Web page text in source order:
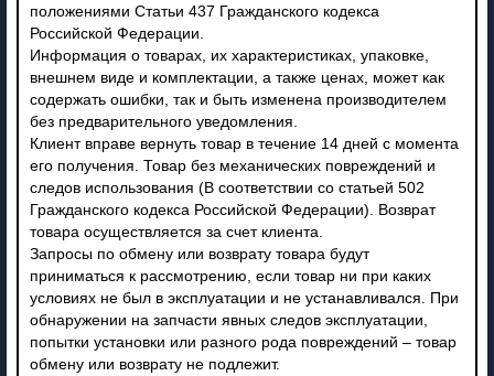
положениями Статьи 437 Гражданского кодекса
Российской Федерации.
Информация о товарах, их характеристиках, упаковке,
внешнем виде и комплектации, а также ценах, может как
содержать ошибки, так и быть изменена производителем
без предварительного уведомления.
Клиент вправе вернуть товар в течение 14 дней с момента
его получения. Товар без механических повреждений и
следов использования (В соответствии со статьей 502
Гражданского кодекса Российской Федерации). Возврат
товара осуществляется за счет клиента.
Запросы по обмену или возврату товара будут
приниматься к рассмотрению, если товар ни при каких
условиях не был в эксплуатации и не устанавливался. При
обнаружении на запчасти явных следов эксплуатации,
попытки установки или разного рода повреждений – товар
обмену или возврату не подлежит.